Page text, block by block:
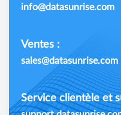
info@datasunrise.com
Ventes :
sales@datasunrise.com
Service clientèle et